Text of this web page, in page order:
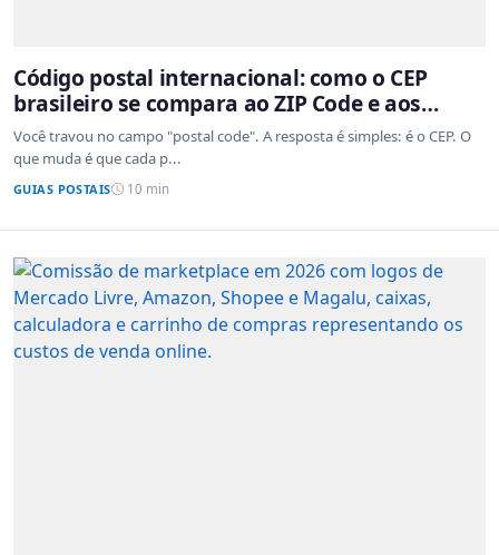
Código postal internacional: como o CEP
brasileiro se compara ao ZIP Code e aos
sistemas de outros países
Você travou no campo "postal code". A resposta é simples: é o CEP. O
que muda é que cada p...
GUIAS POSTAIS 10 min